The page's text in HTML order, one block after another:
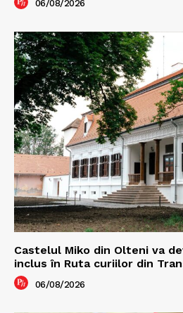
06/08/2026
Castelul Miko din Olteni va
inclus în Ruta curiilor din
06/08/2026